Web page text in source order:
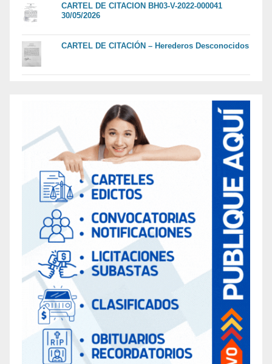
CARTEL DE CITACION BH03-V-2022-000041
30/05/2026
CARTEL DE CITACIÓN – Herederos Desconocidos